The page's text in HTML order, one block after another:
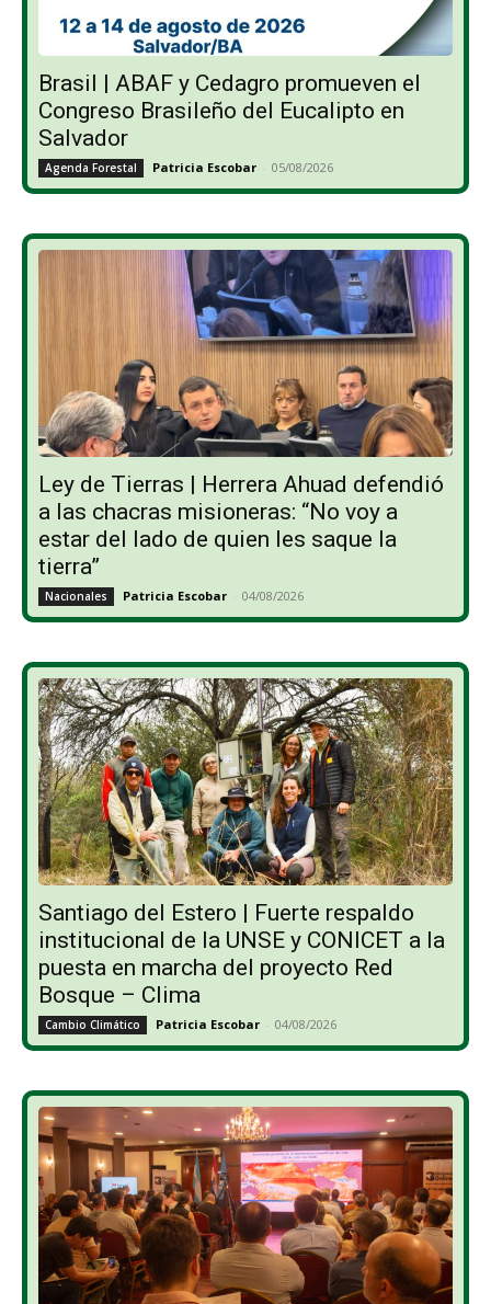
Brasil | ABAF y Cedagro promueven el
Congreso Brasileño del Eucalipto en
Salvador
Agenda Forestal Patricia Escobar - 05/08/2026
Ley de Tierras | Herrera Ahuad defendió
a las chacras misioneras: “No voy a
estar del lado de quien les saque la
tierra”
Nacionales Patricia Escobar - 04/08/2026
Santiago del Estero | Fuerte respaldo
institucional de la UNSE y CONICET a la
puesta en marcha del proyecto Red
Bosque – Clima
Cambio Climático Patricia Escobar - 04/08/2026